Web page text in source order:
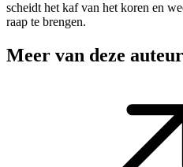
scheidt het kaf van het koren en
raap te brengen.
Meer van deze auteur